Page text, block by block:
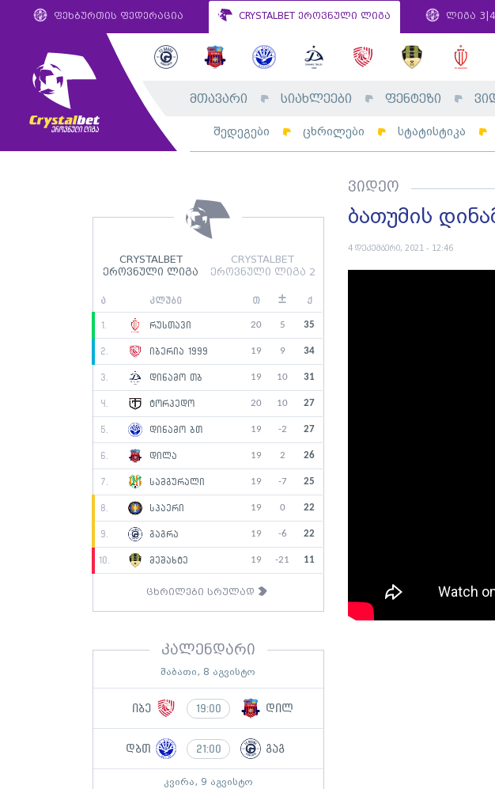
ფეხბურთის ფედერაცია CRYSTALBET ეროვნული ლიგა ლიგა 3|4
მთავარი სიახლეები ფენტეზი
შედეგები ცხრილები სტატისტიკა
CRYSTALBET
ეროვნული ლიგა
CRYSTALBET
ეროვნული ლიგა 2
ა კლუბი თ ± ქ
1. რუსთავი 20 5 35
2. იბერია 1999 19 9 34
3. დინამო თბ 19 10 31
4. ტორპედო 20 10 27
5. დინამო ბთ 19 -2 27
6. დილა 19 2 26
7. სამგურალი 19 -7 25
8. სპაერი 19 0 22
9. გაგრა 19 -6 22
10. მეშახტე 19 -21 11
ცხრილები სრულად
კალენდარი
შაბათი, 8 აგვისტო
იბე 19:00 დილ
დბთ 21:00 გაგ
კვირა, 9 აგვისტო
ვიდეო
ბათუმის
4 დეკემბერი, 2021 - 12:46